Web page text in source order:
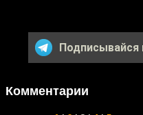
Подписывайся
Комментарии